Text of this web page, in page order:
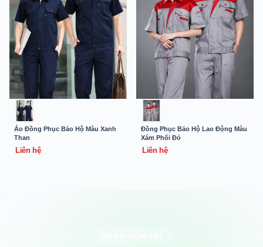
Áo Đồng Phục Bảo Hộ Màu Xanh
Than
Liên hệ
Đồng Phục Bảo Hộ Lao Động Màu
Xám Phối Đỏ
Liên hệ